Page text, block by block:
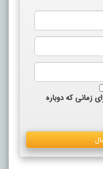
زمانی که دوباره